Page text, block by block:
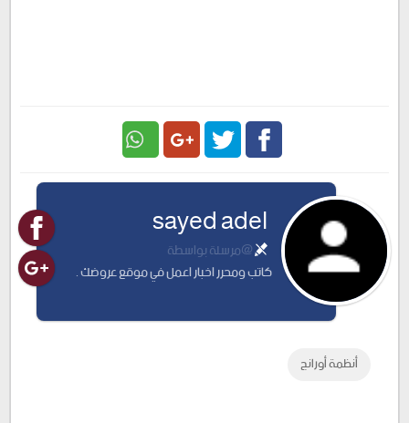
Plus
sayed adel
@مرسلة بواسطة
كاتب ومحرر اخبار اعمل في موقع عروضك .
أنظمة أورانج